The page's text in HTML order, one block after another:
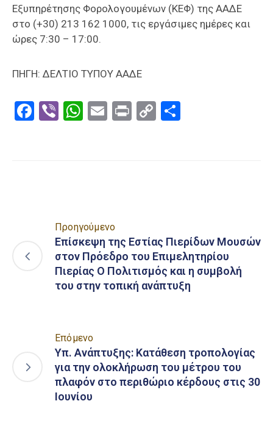
Εξυπηρέτησης Φορολογουμένων (ΚΕΦ) της ΑΑΔΕ
στο (+30) 213 162 1000, τις εργάσιμες ημέρες και
ώρες 7:30 – 17:00.
ΠΗΓΗ: ΔΕΛΤΙΟ ΤΥΠΟΥ ΑΑΔΕ
Facebook
ViberWhatsApp
EmailPrintCopy
Προηγούμενο
Επίσκεψη της Εστίας Πιερίδων Μουσών
στον Πρόεδρο του Επιμελητηρίου
Πιερίας Ο Πολιτισμός και η συμβολή
του στην τοπική ανάπτυξη
Επόμενο
Υπ. Ανάπτυξης: Κατάθεση τροπολογίας
για την ολοκλήρωση του μέτρου του
πλαφόν στο περιθώριο κέρδους στις 30
Ιουνίου